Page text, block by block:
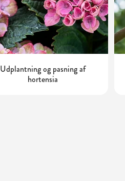
Udplantning og pasning af
hortensia